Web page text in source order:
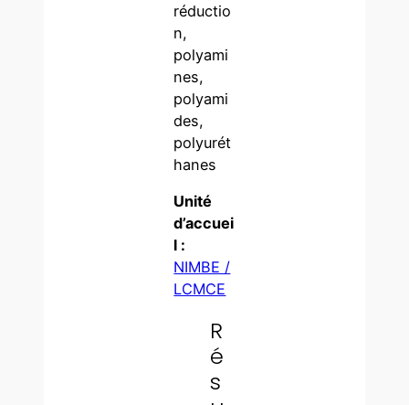
réductio
n,
polyami
nes,
polyami
des,
polyurét
hanes
Unité
d’accuei
l :
NIMBE /
LCMCE
R
é
s